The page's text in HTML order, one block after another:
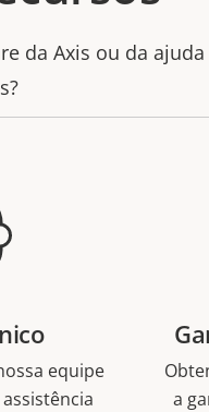
da Axis ou da
equipe
a